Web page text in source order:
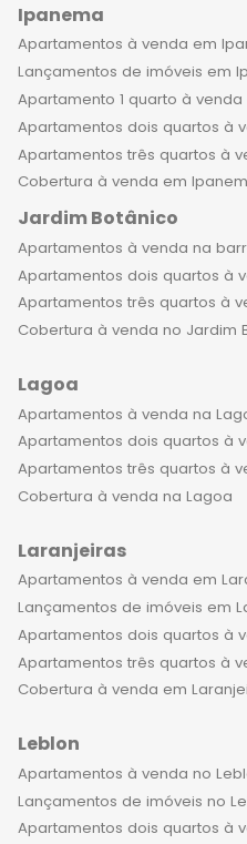
Ipanema
Apartamentos à venda em
Lançamentos de imóveis em
Apartamento 1 quarto à
Apartamentos dois quartos à
Apartamentos três quartos à
Cobertura à venda em
Jardim Botânico
Apartamentos à venda na
Apartamentos dois quartos à
Apartamentos três quartos à
Cobertura à venda no Jardim
Lagoa
Apartamentos à venda na
Apartamentos dois quartos à
Apartamentos três quartos à
Cobertura à venda na Lagoa
Laranjeiras
Apartamentos à venda em
Lançamentos de imóveis em
Apartamentos dois quartos à
Apartamentos três quartos à
Cobertura à venda em
Leblon
Apartamentos à venda no
Lançamentos de imóveis no
Apartamentos dois quartos à